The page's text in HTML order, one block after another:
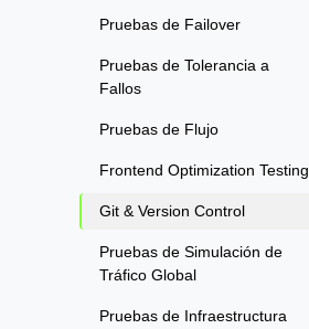
Pruebas de Failover
Pruebas de Tolerancia a
Fallos
Pruebas de Flujo
Frontend Optimization Testing
Git & Version Control
Pruebas de Simulación de
Tráfico Global
Pruebas de Infraestructura